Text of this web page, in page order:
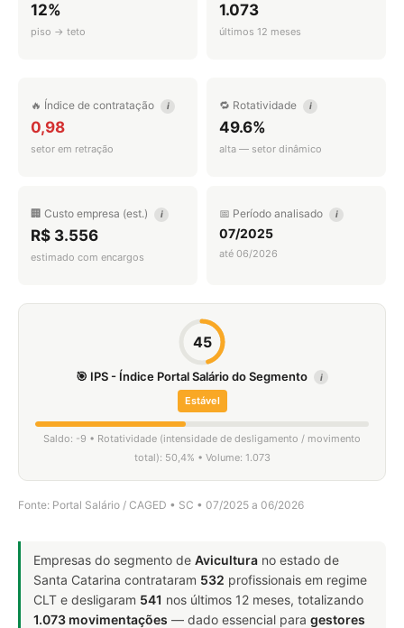
12%
piso → teto
1.073
últimos 12 meses
🔥 Índice de contratação i
0,98
setor em retração
🔁 Rotatividade i
49.6%
alta — setor dinâmico
🏢 Custo empresa (est.) i
R$ 3.556
estimado com encargos
📅 Período analisado i
07/2025
até 06/2026
45
🎯 IPS - Índice Portal Salário do Segmento i
Estável
Saldo: -9 • Rotatividade (intensidade de desligamento / movimento
total): 50,4% • Volume: 1.073
Fonte: Portal Salário / CAGED • SC • 07/2025 a 06/2026
Empresas do segmento de Avicultura no estado de
Santa Catarina contrataram 532 profissionais em regime
CLT e desligaram 541 nos últimos 12 meses, totalizando
1.073 movimentações — dado essencial para gestores